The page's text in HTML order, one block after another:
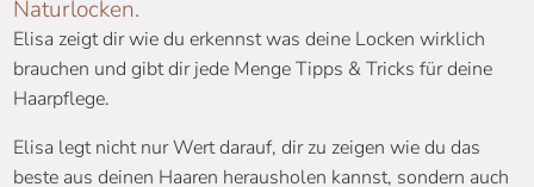
Naturlocken.
Elisa zeigt dir wie du erkennst was deine Locken wirklich
brauchen und gibt dir jede Menge Tipps & Tricks für deine
Haarpflege.
Elisa legt nicht nur Wert darauf, dir zu zeigen wie du das
beste aus deinen Haaren herausholen kannst, sondern auch